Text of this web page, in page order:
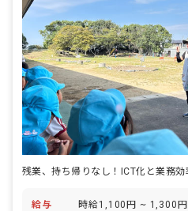
給与 時給1,100円 ~ 1,300円